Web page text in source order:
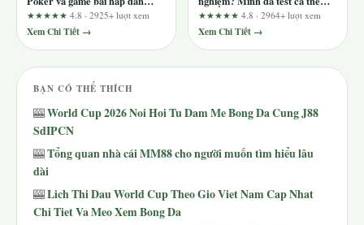
cùng 789bethv.com
★★★★★ 4.8 · 2925+ lượt xem
Xem Chi Tiết →
thao, casino và nạp rút, đây là
kết quả!
★★★★★ 4.8 · 2964+ lượt xem
Xem Chi Tiết →
BẠN CÓ THỂ THÍCH
🎰World Cup 2026 Noi Hoi Tu Dam Me Bong Da Cung J88
SdIPCN
🎰Tổng quan nhà cái MM88 cho người muốn tìm hiểu lâu
dài
🎰Lich Thi Dau World Cup Theo Gio Viet Nam Cap Nhat
Chi Tiet Va Meo Xem Bong Da